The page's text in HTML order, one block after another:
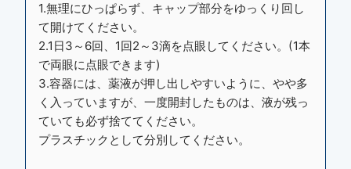
1.無理にひっぱらず、キャップ部分をゆっくり回し
て開けてください。
2.1日3～6回、1回2～3滴を点眼してください。(1本
で両眼に点眼できます)
3.容器には、薬液が押し出しやすいように、やや多
く入っていますが、一度開封したものは、液が残っ
ていても必ず捨ててください。
プラスチックとして分別してください。